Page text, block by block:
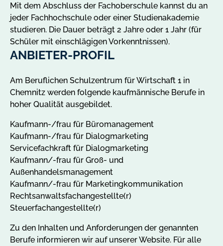
Mit dem Abschluss der Fachoberschule kannst du an
jeder Fachhochschule oder einer Studienakademie
studieren. Die Dauer beträgt 2 Jahre oder 1 Jahr (für
Schüler mit einschlägigen Vorkenntnissen).
ANBIETER-PROFIL
Am Beruflichen Schulzentrum für Wirtschaft 1 in
Chemnitz werden folgende kaufmännische Berufe in
hoher Qualität ausgebildet.
Kaufmann-/frau für Büromanagement
Kaufmann-/frau für Dialogmarketing
Servicefachkraft für Dialogmarketing
Kaufmann/-frau für Groß- und
Außenhandelsmanagement
Kaufmann/-frau für Marketingkommunikation
Rechtsanwaltsfachangestellte(r)
Steuerfachangestellte(r)
Zu den Inhalten und Anforderungen der genannten
Berufe informieren wir auf unserer Website. Für alle